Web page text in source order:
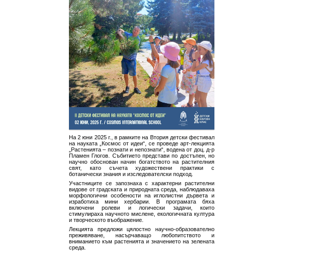
На 2 юни 2025 г., в рамките на Втория детски фестивал
на науката „Космос от идеи“, се проведе арт-лекцията
„Растенията – познати и непознати“, водена от доц. д-р
Пламен Глогов. Събитието представи по достъпен, но
научно обоснован начин богатството на растителния
свят, като съчета художествени практики с
ботанически знания и изследователски подход.
Участниците се запознаха с характерни растителни
видове от градската и природната среда, наблюдаваха
морфологични особености на иглолистни дървета и
изработиха мини хербарии. В програмата бяха
включени ролеви и логически задачи, които
стимулираха научното мислене, екологичната култура
и творческото въображение.
Лекцията предложи цялостно научно-образователно
преживяване, насърчаващо любопитството и
вниманието към растенията и значението на зелената
среда.